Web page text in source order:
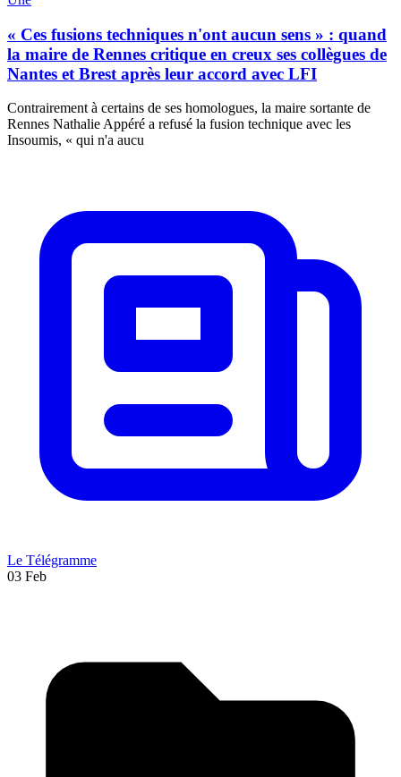
« Ces fusions techniques n'ont aucun sens » : quand
la maire de Rennes critique en creux ses collègues de
Nantes et Brest après leur accord avec LFI
Contrairement à certains de ses homologues, la maire sortante de
Rennes Nathalie Appéré a refusé la fusion technique avec les
Insoumis, « qui n'a aucu
Le Télégramme
03 Feb